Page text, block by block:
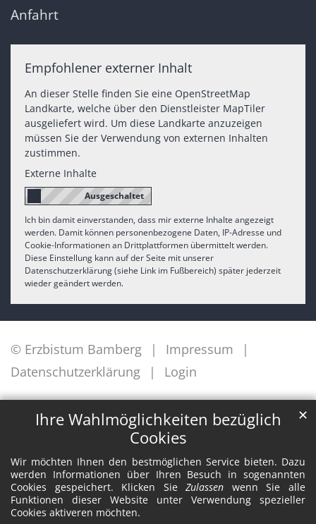
Ihre Wahlmöglichkeiten bezüglich
Cookies
Wir möchten Ihnen den bestmöglichen Service bieten. Dazu
werden Informationen über Ihren Besuch in sogenannten
Cookies gespeichert. Klicken SieZulassen wenn Sie alle
Funktionen dieser Website unter Verwendung spezieller
Cookies aktiveren möchten.
✕
Anfahrt
Empfohlener externer Inhalt
An dieser Stelle finden Sie eine OpenStreetMap
Landkarte, welche über den Dienstleister MapTiler
ausgeliefert wird. Um diese Landkarte anzuzeigen
müssen Sie der Verwendung von externen Inhalten
zustimmen.
Externe Inhalte
Ich bin damit einverstanden, dass mir externe Inhalte angezeigt
werden. Damit können personenbezogene Daten, IP-Adresse und
Cookie-Informationen an Drittplattformen übermittelt werden.
Diese Einstellung kann auf der Seite mit unserer
Datenschutzerklärung (siehe Link im Fußbereich) später jederzeit
wieder geändert werden.
© Erzbistum Bamberg
Impressum
Datenschutzerklärung
Login